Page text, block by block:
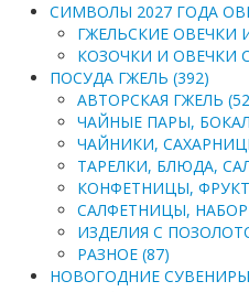
СИМВОЛЫ 2027 ГОДА
ГЖЕЛЬСКИЕ ОВЕЧКИ
КОЗОЧКИ И ОВЕЧКИ
ПОСУДА ГЖЕЛЬ (392)
АВТОРСКАЯ ГЖЕЛЬ
ЧАЙНЫЕ ПАРЫ,
ЧАЙНИКИ,
ТАРЕЛКИ, БЛЮДА,
КОНФЕТНИЦЫ,
САЛФЕТНИЦЫ,
ИЗДЕЛИЯ С
РАЗНОЕ (87)
НОВОГОДНИЕ СУВЕНИРЫ